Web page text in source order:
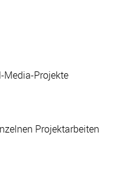
Media-Projekte
Projektarbeiten